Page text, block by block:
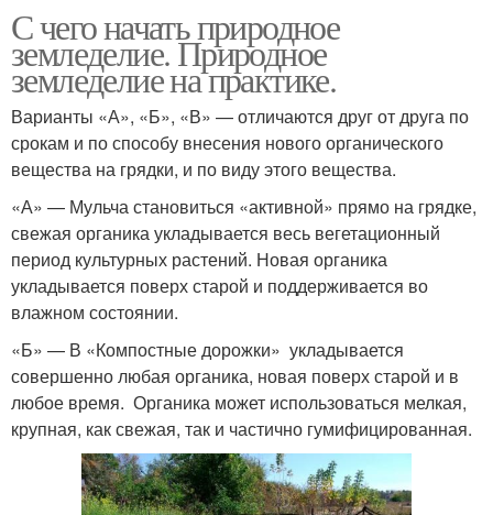
С чего начать природное
земледелие. Природное
земледелие на практике.
Варианты «А», «Б», «В» — отличаются друг от друга по
срокам и по способу внесения нового органического
вещества на грядки, и по виду этого вещества.
«А» — Мульча становиться «активной» прямо на грядке,
свежая органика укладывается весь вегетационный
период культурных растений. Новая органика
укладывается поверх старой и поддерживается во
влажном состоянии.
«Б» — В «Компостные дорожки» укладывается
совершенно любая органика, новая поверх старой и в
любое время. Органика может использоваться мелкая,
крупная, как свежая, так и частично гумифицированная.